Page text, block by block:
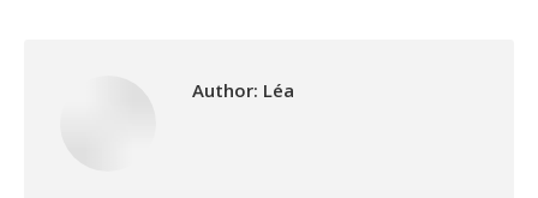
Author: Léa